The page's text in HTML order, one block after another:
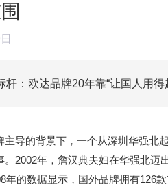
杆：欧达品牌20年靠“让国人用
导的背景下，一个从深圳华强北
2002年，詹汉典夫妇在华强北迈
的数据显示，国外品牌拥有126